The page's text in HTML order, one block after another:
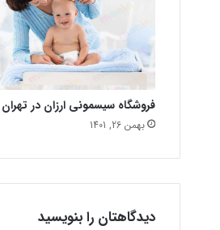
فروشگاه سیسمونی ارزان در تهران
بهمن 26, 1401
دیدگاهتان را بنویسید